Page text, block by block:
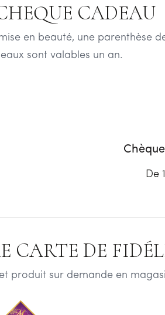
CADEAU
en beauté, une parenthèse
sont valables un an.
De
CARTE DE
produit sur demande en